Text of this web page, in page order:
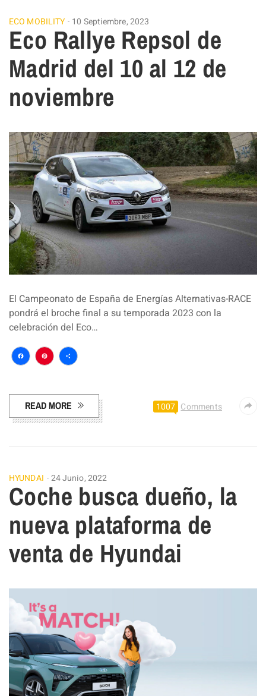
ECO MOBILITY 10 Septiembre, 2023
Eco Rallye Repsol de
Madrid del 10 al 12 de
noviembre
El Campeonato de España de Energías Alternativas-RACE
pondrá el broche final a su temporada 2023 con la
celebración del Eco…
Facebook
Pinterest
Compartir
READ MORE 1007 Comments
HYUNDAI 24 Junio, 2022
Coche busca dueño, la
nueva plataforma de
venta de Hyundai